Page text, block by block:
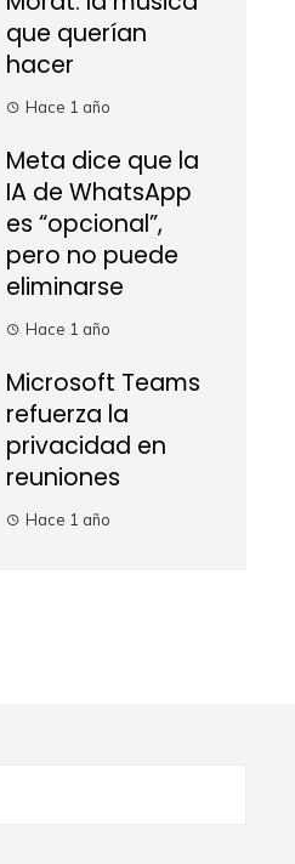
que querían
hacer
Hace 1 año
Meta dice que la
IA de WhatsApp
es “opcional”,
pero no puede
eliminarse
Hace 1 año
Microsoft Teams
refuerza la
privacidad en
reuniones
Hace 1 año